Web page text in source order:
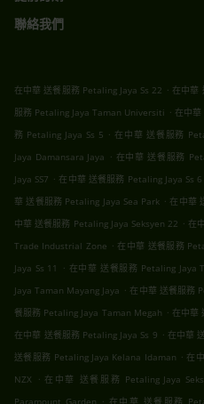
聯絡我們
在中華 送餐服務 Petaling Jaya Ss 22 . 在中華
服務 Petaling Jaya Taman Universiti . 在中
務 Petaling Jaya Ss 5 . 在中華 送餐服務
Jaya Damansara Jaya . 在中華 送餐服務
Jaya SS7 . 在中華 送餐服務 Petaling Jaya Ss 6
華 送餐服務 Petaling Jaya Sea Park . 在中華
中華 送餐服務 Petaling Jaya Seksyen 22 . 在
Trade Industrial Zone . 在中華 送餐服務
Jaya Ss 11
. 在中華 送餐服務 Petaling Jaya
Jaya Taman Mayang Jaya . 在中華 送餐服務
餐服務 Petaling Jaya Taman Megah . 在中華
在中華 送餐服務 Petaling Jaya Ss 9 . 在中華
送餐服務 Petaling Jaya Kelana Idaman . 在
NZX
. 在中華 送餐服務 Petaling Jaya
.